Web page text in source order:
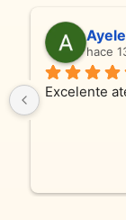
hace 13
Excelente